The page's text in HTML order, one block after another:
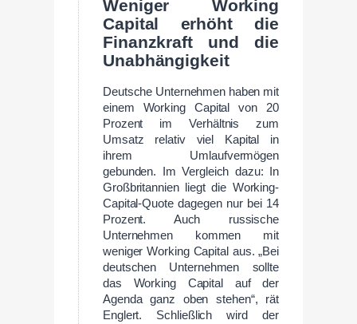
Weniger Working
Capital erhöht die
Finanzkraft und die
Unabhängigkeit
Deutsche Unternehmen haben mit
einem Working Capital von 20
Prozent im Verhältnis zum
Umsatz relativ viel Kapital in
ihrem Umlaufvermögen
gebunden. Im Vergleich dazu: In
Großbritannien liegt die Working-
Capital-Quote dagegen nur bei 14
Prozent. Auch russische
Unternehmen kommen mit
weniger Working Capital aus. „Bei
deutschen Unternehmen sollte
das Working Capital auf der
Agenda ganz oben stehen“, rät
Englert. Schließlich wird der